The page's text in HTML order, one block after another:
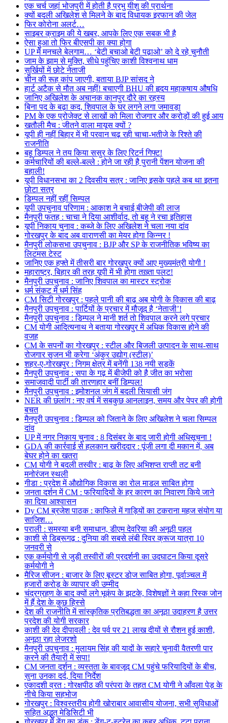
एक चर्च जहां भोजपुरी में होती है प्रभु यीशु की प्रार्थना
क्यों बदली अखिलेश से मिलने के बाद विधायक इरफान की जेल
फिर कोरोना अलर्ट…
साइबर क्राइम की ये खबर, आपके लिए एक सबक भी है
ऐसा हुआ तो फिर बीएसपी का क्या होगा
UP में मनचले बेलगाम… ‘बेटी बचाओ बेटी पढ़ाओ’ को दे रहे चुनौती
जाम के झाम से मुक्ति, सीधे पहुंचिए काशी विश्वनाथ धाम
सुर्खियों में छोटे नेताजी
चीन की रूह कांप जाएगी, बताया BJP सांसद ने
हार्ट अटैक से मौत अब नहीं! बचाएगी BHU की हृदय महाकषाय औषधि
जानिए अखिलेश के अचानक कानपुर दौरे का रहस्य
बिना पद के बढ़ा कद, शिवपाल के घर लगने लगा जमावड़ा
PM के एक प्रोजेक्ट से लाखों को मिला रोजगार और करोड़ों की हुई आय
खतौली मैच : जीतने वाला मायूस क्यों ?
यूपी ही नहीं बिहार में भी परवान चढ़ रही चाचा-भतीजे के रिश्ते की
राजनीति
बहू डिम्पल ने तय किया ससुर के लिए रिटर्न गिफ्ट!
कर्मचारियों की बल्ले-बल्ले : होने जा रही है पुरानी पेंशन योजना की
बहाली!
यूपी विधानसभा का 2 दिवसीय सत्र : जानिए इसके पहले कब था इतना
छोटा सत्र
डिम्पल नहीं रहीं सिम्पल
यूपी उपचुनाव परिणाम : आकाश ने बचाई बीजेपी की लाज
मैनपुरी फतह : चाचा ने दिया आशीर्वाद, तो बहू ने रचा इतिहास
यूपी निकाय चुनाव : कब्जे के लिए अखिलेश ने चला नया दांव
गोरखपुर के बाद अब वाराणसी का मेयर होगा किन्नर !
मैनपुरी लोकसभा उपचुनाव : BJP और SP के राजनीतिक भविष्य का
लिटमस टेस्ट
जानिए एक हफ्ते में तीसरी बार गोरखपुर क्यों आए मुख्यमंत्री योगी !
महाराष्ट्र, बिहार की तरह यूपी में भी होगा तख़्ता पलट!
मैनपुरी उपचुनाव : जानिए शिवपाल का मास्टर स्ट्रोक
धर्म संकट में धर्म सिंह
CM सिटी गोरखपुर : पहले पानी की बाढ़ अब योगी के विकास की बाढ़
मैनपुरी उपचुनाव : पार्टियों के प्रचार में मौजूद है ‘नेताजी’!
मैनपुरी उपचुनाव : डिम्पल ने मानी शर्त तो शिवपाल करने लगे प्रचार
CM योगी आदित्यनाथ ने बताया गोरखपुर में अधिक विकास होने की
वजह
CM के सपनों का गोरखपुर : स्टील और बिजली उत्पादन के साथ-साथ
रोजगार सृजन भी करेगा ‘अंकुर उद्योग (स्टील)’
शहर-ए-गोरखपुर : निगम क्षेत्र में बनेंगी 138 नयी सड़कें
मैनपुरी उपचुनाव : सपा के गढ़ में बीजेपी को है जीत का भरोसा
समाजवादी पार्टी की तारणहार बनीं डिम्पल!
मैनपुरी उपचुनाव : इमोशनल जंग में बदली सियासी जंग
NER की छलांग : नए वर्ष में सबकुछ आनलाइन, समय और पेपर की होगी
बचत
मैनपुरी उपचुनाव : डिम्पल को जिताने के लिए अखिलेश ने चला सिम्पल
दांव
UP में नगर निकाय चुनाव : 8 दिसंबर के बाद जारी होगी अधिसूचना !
GDA की कार्रवाई से हलकान खरीददार : पूंजी लगा दी मकान में, अब
बेघर होने का खतरा
CM योगी ने बदली तस्वीर : बाढ़ के लिए अभिशप्त राप्ती तट बनी
मनोरंजन स्थली
गीडा : प्रदेश में औद्योगिक विकास का रोल माडल साबित होगा
जनता दर्शन में CM : फरियादियों के हर कारण का निवारण किये जाने
का दिया आश्वासन
Dy CM ब्रजेश पाठक : काफिले में गाड़ियों का टकराना महज संयोग या
साजिश…
पराली : समस्या बनी समाधान, डीएम देवरिया की अनूठी पहल
काशी से डिब्रूगढ़ : दुनिया की सबसे लंबी रिवर क्रूज यात्रा 10
जनवरी से
एक कर्मयोगी से जुड़ी तस्वीरों की प्रदर्शनी का उदघाटन किया दूसरे
कर्मयोगी ने
मैरिज सीजन : बाजार के लिए बूस्टर डोज साबित होगा, पूर्वाञ्चल में
हजारों करोड़ के व्यापार की उम्मीद
चंद्रग्रहण के बाद क्यों लगे भूकंप के झटके, विशेषज्ञों ने कहा रिस्क जोन
में हैं देश के कुछ हिस्से
देश की राजनीति में सांस्कृतिक प्रतिबद्धता का अनूठा उदाहरण है उत्तर
प्रदेश की योगी सरकार
काशी की देव दीपावली : देव पर्व पर 21 लाख दीयों से रौशन हुई काशी,
अनूठा रहा लेजरशो
मैनपुरी उपचुनाव : मुलायम सिंह की यादों के सहारे चुनावी वैतरणी पार
करने की तैयारी में सपा!
CM जनता दर्शन : व्यस्तता के बावजूद CM पहुंचे फरियादियों के बीच,
सुना उनका दर्द, दिया निर्देश
एकादशी व्रत : गोरक्षपीठ की परंपरा के तहत CM योगी ने आँवला पेड़ के
नीचे किया सहभोज
गोरखपुर : विश्वस्तरीय होगी खोराबार आवासीय योजना, सभी सुविधाओं
सहित अद्भुत मेडिसिटी भी